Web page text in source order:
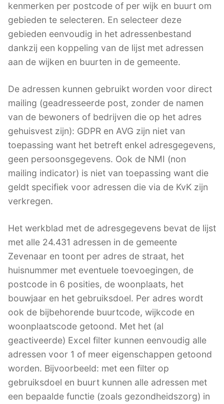
kenmerken per postcode of per wijk en buurt om
gebieden te selecteren. En selecteer deze
gebieden eenvoudig in het adressenbestand
dankzij een koppeling van de lijst met adressen
aan de wijken en buurten in de gemeente.
De adressen kunnen gebruikt worden voor direct
mailing (geadresseerde post, zonder de namen
van de bewoners of bedrijven die op het adres
gehuisvest zijn): GDPR en AVG zijn niet van
toepassing want het betreft enkel adresgegevens,
geen persoonsgegevens. Ook de NMI (non
mailing indicator) is niet van toepassing want die
geldt specifiek voor adressen die via de KvK zijn
verkregen.
Het werkblad met de adresgegevens bevat de lijst
met alle 24.431 adressen in de gemeente
Zevenaar en toont per adres de straat, het
huisnummer met eventuele toevoegingen, de
postcode in 6 posities, de woonplaats, het
bouwjaar en het gebruiksdoel. Per adres wordt
ook de bijbehorende buurtcode, wijkcode en
woonplaatscode getoond. Met het (al
geactiveerde) Excel filter kunnen eenvoudig alle
adressen voor 1 of meer eigenschappen getoond
worden. Bijvoorbeeld: met een filter op
gebruiksdoel en buurt kunnen alle adressen met
een bepaalde functie (zoals gezondheidszorg) in